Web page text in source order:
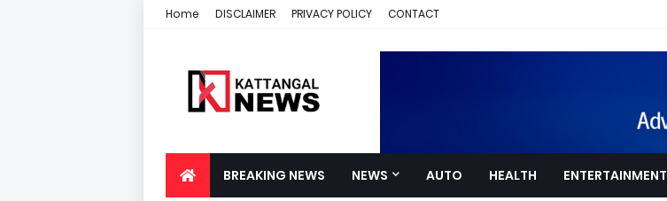
Home DISCLAIMER PRIVACY POLICY CONTACT
BREAKING NEWS NEWS AUTO HEALTH ENTERTAINMENT